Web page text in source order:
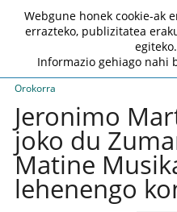
Orokorra
Jeronimo
joko du
Matine
lehenengo
Webgune honek cookie-ak
errazteko, publizitatea
egiteko.
Informazio gehiago nahi